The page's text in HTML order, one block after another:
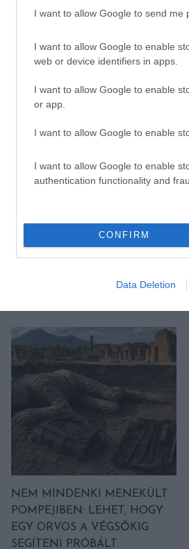
I want to allow Google to send me
I want to allow Google to enable
web or device identifiers in apps.
I want to allow Google to enable
or app.
I want to allow Google to enable
I want to allow Google to enable
authentication functionality and
CONFIRM
Data Deletion
IS A
NEM
NEM MINDENKI MENEKÜLT
POMPEJIBEN: LEHET, HOGY
EGY ORVOS A VÉGSŐKIG
SEGÍTENI PRÓBÁLT